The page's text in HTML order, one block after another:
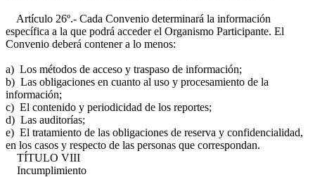
Artículo 26º.- Cada Convenio determinará la información
específica a la que podrá acceder el Organismo Participante. El
Convenio deberá contener a lo menos:
a) Los métodos de acceso y traspaso de información;
b) Las obligaciones en cuanto al uso y procesamiento de la
información;
c) El contenido y periodicidad de los reportes;
d) Las auditorías;
e) El tratamiento de las obligaciones de reserva y confidencialidad,
en los casos y respecto de las personas que correspondan.
TÍTULO VIII
Incumplimiento